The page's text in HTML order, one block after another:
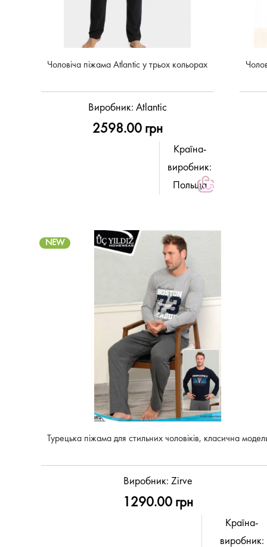
Чоловіча піжама Atlantic у трьох кольорах
Виробник: Atlantic
2598.00 грн
Країна-
виробник:
Польща
NEW
Турецька піжама для стильних чоловіків, класична
Виробник: Zirve
1290.00 грн
Країна-
виробник: